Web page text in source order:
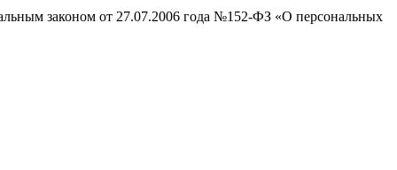
законом от 27.07.2006 года №152-ФЗ «О персональных